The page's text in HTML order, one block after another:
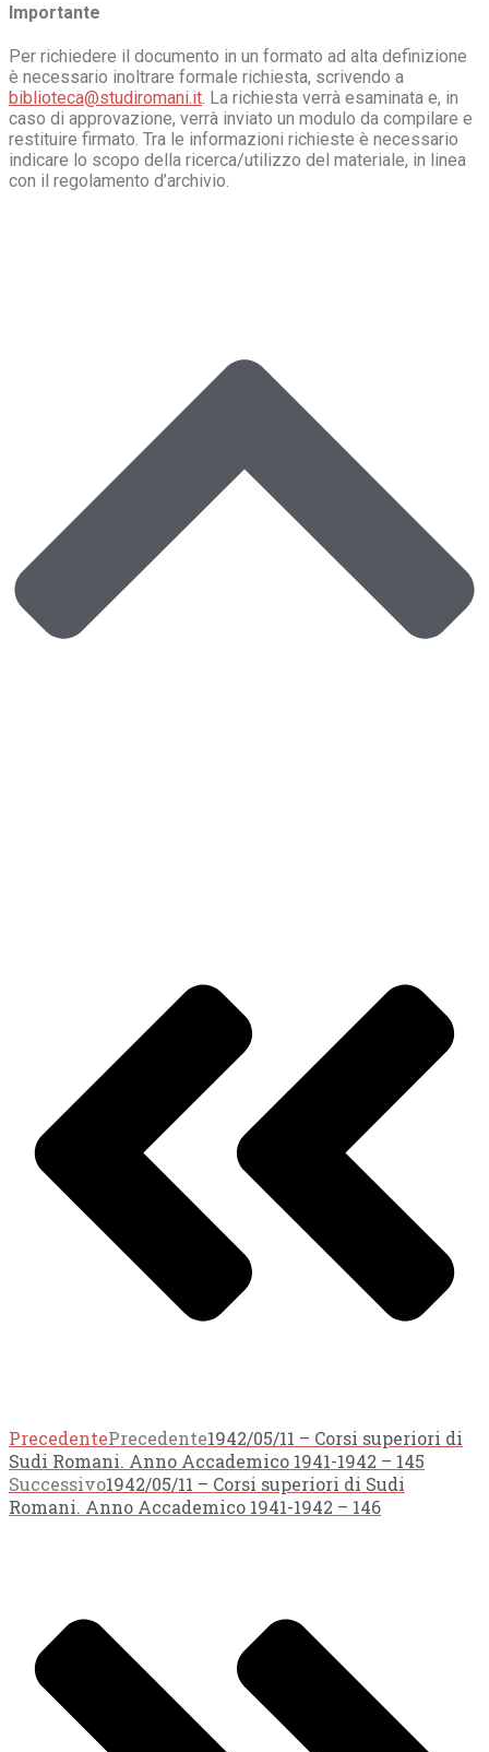
Importante
Per richiedere il documento in un formato ad alta definizione
è necessario inoltrare formale richiesta, scrivendo a
biblioteca@studiromani.it. La richiesta verrà esaminata e, in
caso di approvazione, verrà inviato un modulo da compilare e
restituire firmato. Tra le informazioni richieste è necessario
indicare lo scopo della ricerca/utilizzo del materiale, in linea
con il regolamento d’archivio.
PrecedentePrecedente1942/05/11 – Corsi superiori di
Sudi Romani. Anno Accademico 1941-1942 – 145
Successivo1942/05/11 – Corsi superiori di Sudi
Romani. Anno Accademico 1941-1942 – 146